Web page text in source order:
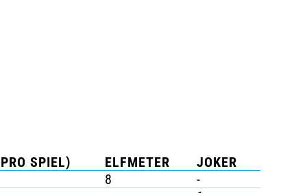
SPIEL) ELFMETER
JOKER
8
-